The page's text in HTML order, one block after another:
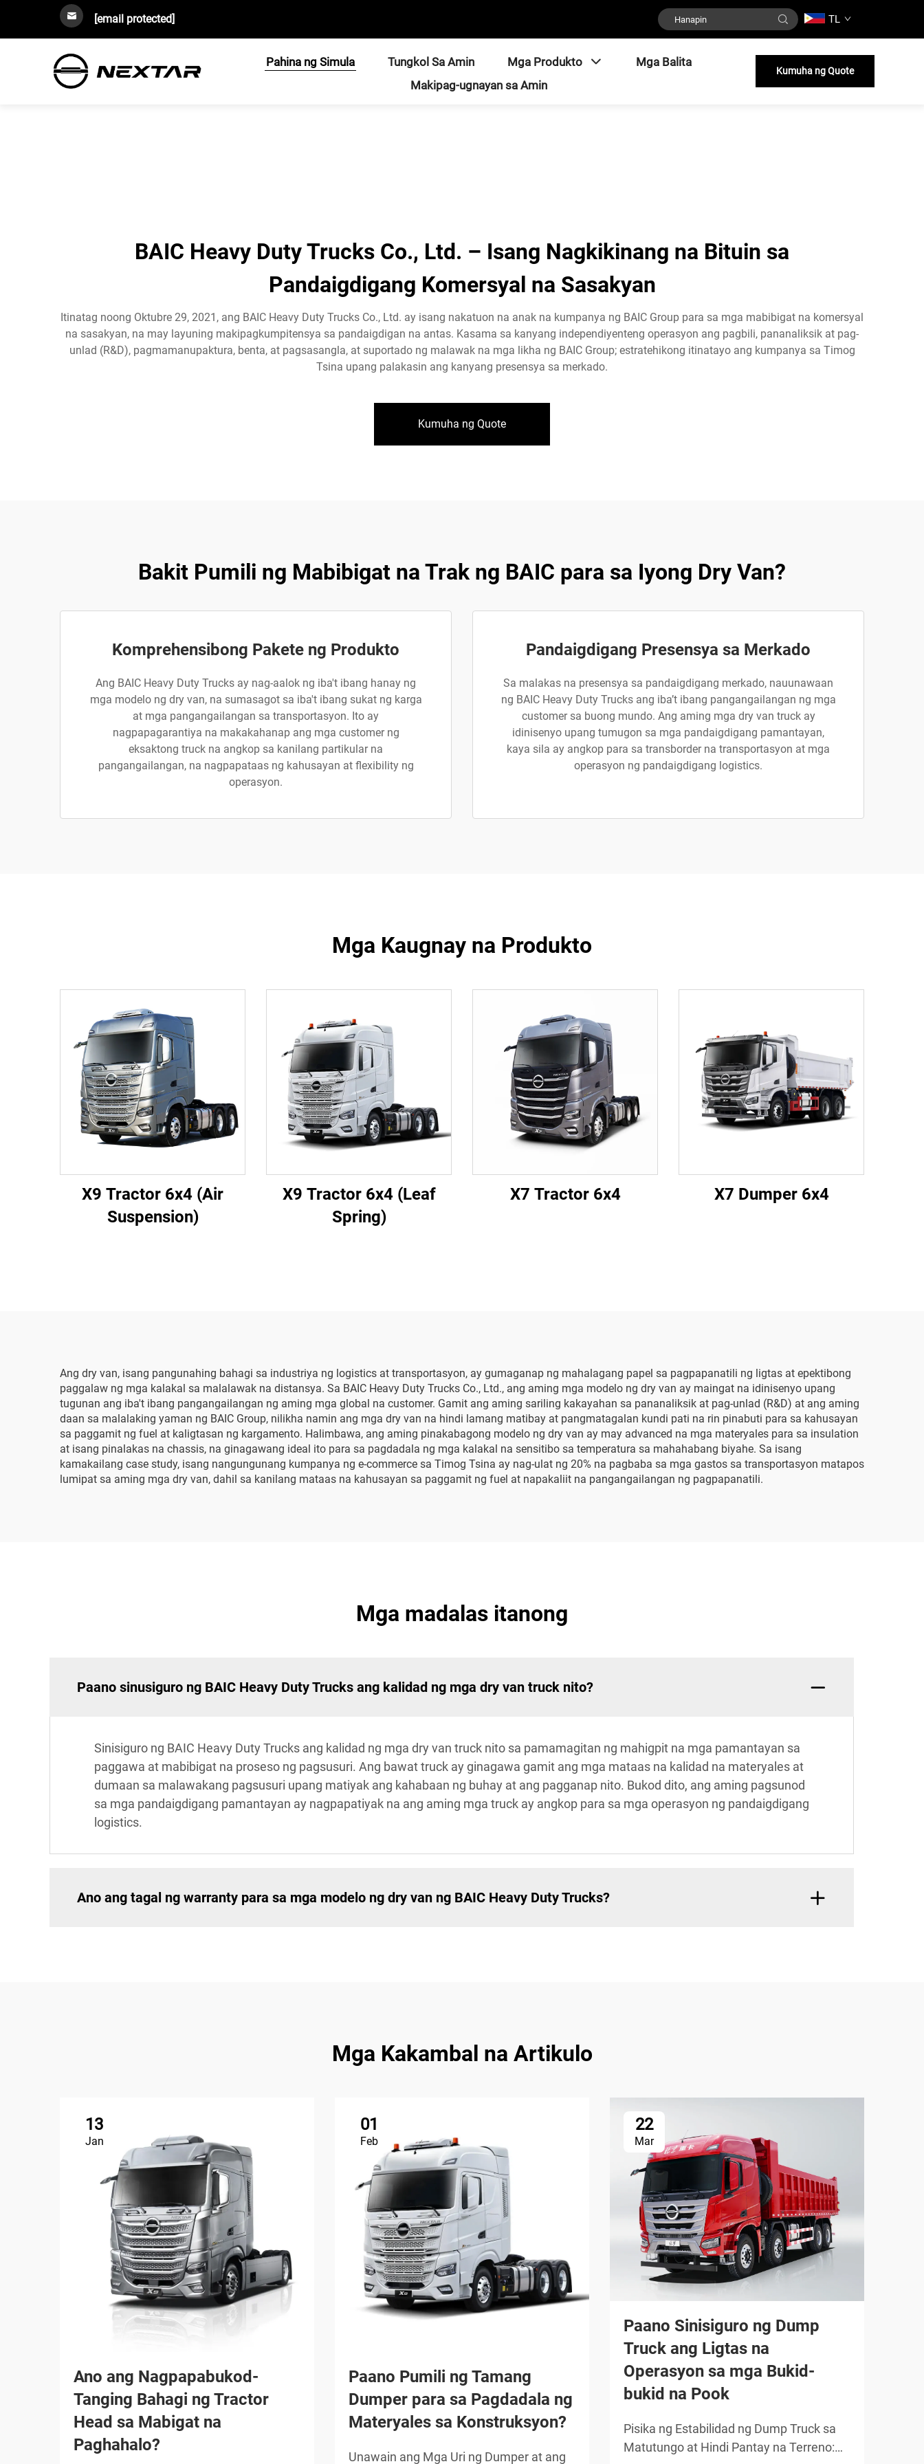
[email protected] TL
Pahina ng Simula Tungkol Sa Amin Mga Produkto
Mga Balita
Makipag-ugnayan sa Amin
Kumuha ng Quote
BAIC Heavy Duty Trucks Co., Ltd. – Isang Nagkikinang na Bituin sa
Pandaigdigang Komersyal na Sasakyan
Itinatag noong Oktubre 29, 2021, ang BAIC Heavy Duty Trucks Co., Ltd. ay isang nakatuon na anak na kumpanya ng BAIC Group para sa mga mabibigat na komersyal
na sasakyan, na may layuning makipagkumpitensya sa pandaigdigan na antas. Kasama sa kanyang independiyenteng operasyon ang pagbili, pananaliksik at pag-
unlad (R&D), pagmamanupaktura, benta, at pagsasangla, at suportado ng malawak na mga likha ng BAIC Group; estratehikong itinatayo ang kumpanya sa Timog
Tsina upang palakasin ang kanyang presensya sa merkado.
Kumuha ng Quote
Bakit Pumili ng Mabibigat na Trak ng BAIC para sa Iyong Dry Van?
Komprehensibong Pakete ng Produkto
Ang BAIC Heavy Duty Trucks ay nag-aalok ng iba't ibang hanay ng
mga modelo ng dry van, na sumasagot sa iba't ibang sukat ng karga
at mga pangangailangan sa transportasyon. Ito ay
nagpapagarantiya na makakahanap ang mga customer ng
eksaktong truck na angkop sa kanilang partikular na
pangangailangan, na nagpapataas ng kahusayan at flexibility ng
operasyon.
Pandaigdigang Presensya sa Merkado
Sa malakas na presensya sa pandaigdigang merkado, nauunawaan
ng BAIC Heavy Duty Trucks ang iba’t ibang pangangailangan ng mga
customer sa buong mundo. Ang aming mga dry van truck ay
idinisenyo upang tumugon sa mga pandaigdigang pamantayan,
kaya sila ay angkop para sa transborder na transportasyon at mga
operasyon ng pandaigdigang logistics.
Mga Kaugnay na Produkto
X9 Tractor 6x4 (Air
Suspension)
X9 Tractor 6x4 (Leaf
Spring)
X7 Tractor 6x4 X7 Dumper 6x4
Ang dry van, isang pangunahing bahagi sa industriya ng logistics at transportasyon, ay gumaganap ng mahalagang papel sa pagpapanatili ng ligtas at epektibong
paggalaw ng mga kalakal sa malalawak na distansya. Sa BAIC Heavy Duty Trucks Co., Ltd., ang aming mga modelo ng dry van ay maingat na idinisenyo upang
tugunan ang iba't ibang pangangailangan ng aming mga global na customer. Gamit ang aming sariling kakayahan sa pananaliksik at pag-unlad (R&D) at ang aming
daan sa malalaking yaman ng BAIC Group, nilikha namin ang mga dry van na hindi lamang matibay at pangmatagalan kundi pati na rin pinabuti para sa kahusayan
sa paggamit ng fuel at kaligtasan ng kargamento. Halimbawa, ang aming pinakabagong modelo ng dry van ay may advanced na mga materyales para sa insulation
at isang pinalakas na chassis, na ginagawang ideal ito para sa pagdadala ng mga kalakal na sensitibo sa temperatura sa mahahabang biyahe. Sa isang
kamakailang case study, isang nangungunang kumpanya ng e-commerce sa Timog Tsina ay nag-ulat ng 20% na pagbaba sa mga gastos sa transportasyon matapos
lumipat sa aming mga dry van, dahil sa kanilang mataas na kahusayan sa paggamit ng fuel at napakaliit na pangangailangan ng pagpapanatili.
Mga madalas itanong
Paano sinusiguro ng BAIC Heavy Duty Trucks ang kalidad ng mga dry van truck nito?
Sinisiguro ng BAIC Heavy Duty Trucks ang kalidad ng mga dry van truck nito sa pamamagitan ng mahigpit na mga pamantayan sa
paggawa at mabibigat na proseso ng pagsusuri. Ang bawat truck ay ginagawa gamit ang mga mataas na kalidad na materyales at
dumaan sa malawakang pagsusuri upang matiyak ang kahabaan ng buhay at ang pagganap nito. Bukod dito, ang aming pagsunod
sa mga pandaigdigang pamantayan ay nagpapatiyak na ang aming mga truck ay angkop para sa mga operasyon ng pandaigdigang
logistics.
Ano ang tagal ng warranty para sa mga modelo ng dry van ng BAIC Heavy Duty Trucks?
Mga Kakambal na Artikulo
13
Jan
Ano ang Nagpapabukod-
Tanging Bahagi ng Tractor
Head sa Mabigat na
Paghahalo?
01
Feb
Paano Pumili ng Tamang
Dumper para sa Pagdadala ng
Materyales sa Konstruksyon?
Unawain ang Mga Uri ng Dumper at ang
22
Mar
Paano Sinisiguro ng Dump
Truck ang Ligtas na
Operasyon sa mga Bukid-
bukid na Pook
Pisika ng Estabilidad ng Dump Truck sa
Matutungo at Hindi Pantay na Terreno: